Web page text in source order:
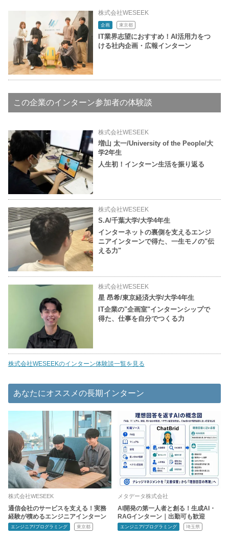
株式会社WESEEK
企画 東京都
IT業界志望におすすめ！AI活用力をつ
ける社内企画・広報インターン
この企業のインターン参加者の体験談
株式会社WESEEK
増山 太一/University of the People/大
学2年生
人生初！インターン生活を振り返る
株式会社WESEEK
S.A/千葉大学/大学4年生
インターネットの裏側を支えるエンジ
ニアインターンで得た、一生モノの"伝
える力"
株式会社WESEEK
星 昂希/東京経済大学/大学4年生
IT企業の"企画室"インターンシップで
得た、仕事を自分でつくる力
株式会社WESEEKのインターン体験談一覧を見る
あなたにオススメの長期インターン
株式会社WESEEK
通信会社のサービスを支える！実務
経験が積めるエンジニアインターン
エンジニア/プログラミング 東京都
メタデータ株式会社
AI開発の第一人者と創る！生成AI・
RAGインターン｜出勤可も歓迎
エンジニア/プログラミング 埼玉県